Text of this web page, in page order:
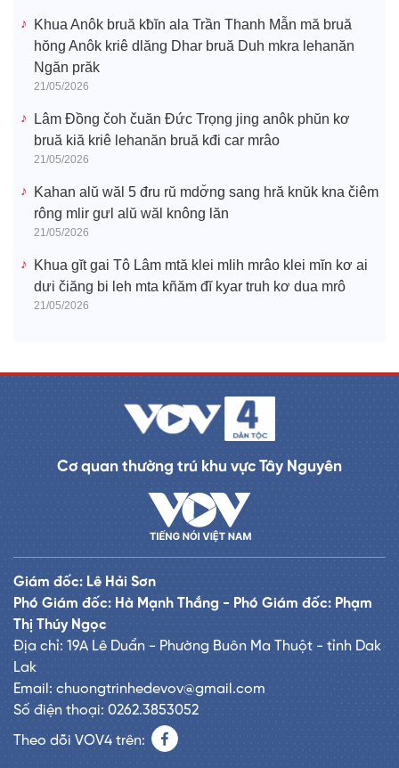
Khua Anôk bruă kƀĭn ala Trần Thanh Mẫn mă bruă
hŏng Anôk kriê dlăng Dhar bruă Duh mkra lehanăn
Ngăn prăk
21/05/2026
Lâm Đồng čoh čuăn Đức Trọng jing anôk phŭn kơ
bruă kiă kriê lehanăn bruă kđi car mrâo
21/05/2026
Kahan alŭ wăl 5 đru rŭ mdơ̆ng sang hră knŭk kna čiêm
rông mlir gưl alŭ wăl knông lăn
21/05/2026
Khua gĭt gai Tô Lâm mtă klei mlih mrâo klei mĭn kơ ai
dưi čiăng bi leh mta kñăm đĭ kyar truh kơ dua mrô
21/05/2026
Cơ quan thường trú khu vực Tây Nguyên
Giám đốc: Lê Hải Sơn
Phó Giám đốc: Hà Mạnh Thắng - Phó Giám đốc: Phạm
Thị Thúy Ngọc
Địa chỉ: 19A Lê Duẩn - Phường Buôn Ma Thuột - tỉnh Dak
Lak
Email: chuongtrinhedevov@gmail.com
Số điện thoại: 0262.3853052
Theo dõi VOV4 trên: